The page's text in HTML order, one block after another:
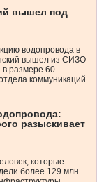
вышел под
водопровода в
вышел из СИЗО
в размере 60
коммуникаций
разыскивает
которые
более 129 млн